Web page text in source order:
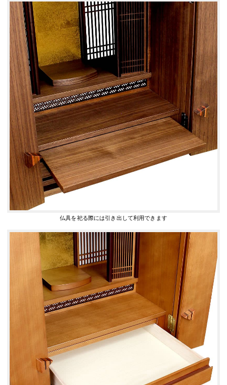
仏具を祀る際には引き出して利用できます